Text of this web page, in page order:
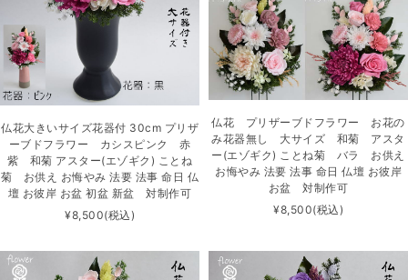
仏花大きいサイズ花器付 30cm プリザ
ーブドフラワー カシスピンク 赤
紫 和菊 アスター(エゾギク) ことね
菊 お供え お悔やみ 法要 法事 命日 仏
壇 お彼岸 お盆 初盆 新盆 対制作可
¥8,500(税込)
仏花 プリザーブドフラワー お花の
み花器無し 大サイズ 和菊 アスタ
ー(エゾギク) ことね菊 バラ お供え
お悔やみ 法要 法事 命日 仏壇 お彼岸
お盆 対制作可
¥8,500(税込)